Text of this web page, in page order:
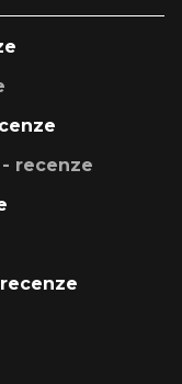
recenze